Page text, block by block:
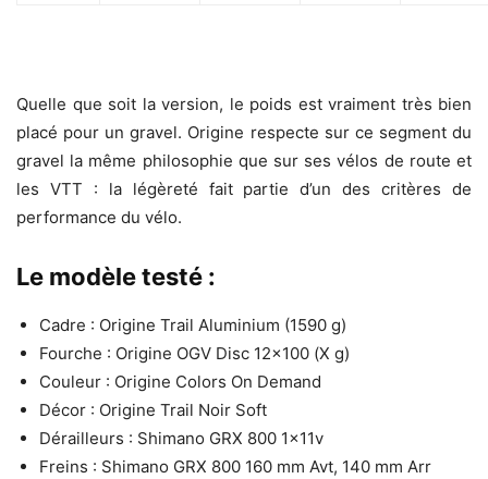
Quelle que soit la version, le poids est vraiment très bien
placé pour un gravel. Origine respecte sur ce segment du
gravel la même philosophie que sur ses vélos de route et
les VTT : la légèreté fait partie d’un des critères de
performance du vélo.
Le modèle testé :
Cadre : Origine Trail Aluminium (1590 g)
Fourche : Origine OGV Disc 12×100 (X g)
Couleur : Origine Colors On Demand
Décor : Origine Trail Noir Soft
Dérailleurs : Shimano GRX 800 1x11v
Freins : Shimano GRX 800 160 mm Avt, 140 mm Arr